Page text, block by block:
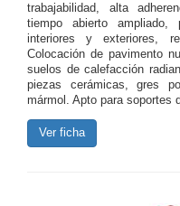
trabajabilidad, alta
tiempo abierto ampliado,
interiores y exteriores,
Colocación de pavimento
suelos de calefacción
piezas cerámicas, gres
mármol. Apto para soportes
Ver ficha